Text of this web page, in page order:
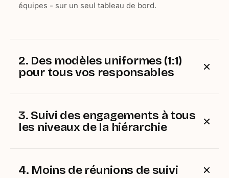
équipes - sur un seul tableau de bord.
2. Des modèles uniformes (1:1)
pour tous vos responsables
3. Suivi des engagements à tous
les niveaux de la hiérarchie
4. Moins de réunions de suivi